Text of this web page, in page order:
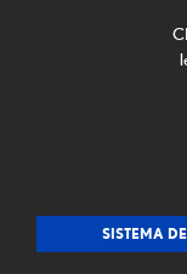
SISTEMA